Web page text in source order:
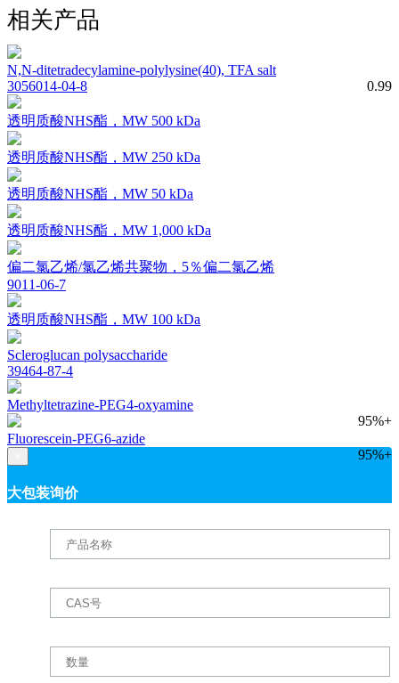
相关产品
N,N-ditetradecylamine-polylysine(40), TFA salt
0.99
3056014-04-8
透明质酸NHS酯，MW 500 kDa
透明质酸NHS酯，MW 250 kDa
透明质酸NHS酯，MW 50 kDa
透明质酸NHS酯，MW 1,000 kDa
偏二氯乙烯/氯乙烯共聚物，5％偏二氯乙烯
9011-06-7
透明质酸NHS酯，MW 100 kDa
Scleroglucan polysaccharide
39464-87-4
Methyltetrazine-PEG4-oxyamine
95%+
Fluorescein-PEG6-azide
95%+
大包装询价